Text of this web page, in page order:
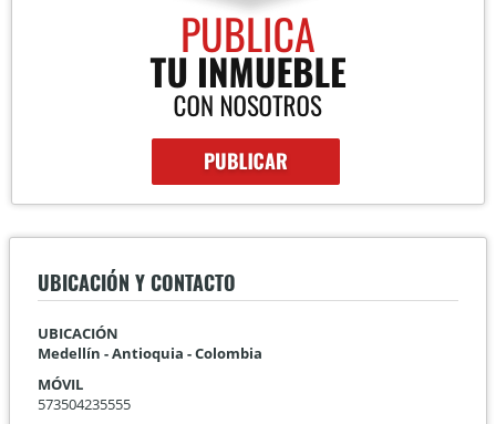
UBICACIÓN Y CONTACTO
UBICACIÓN
Medellín - Antioquia - Colombia
MÓVIL
573504235555